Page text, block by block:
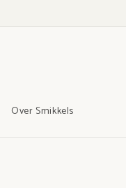
Over Smikkels